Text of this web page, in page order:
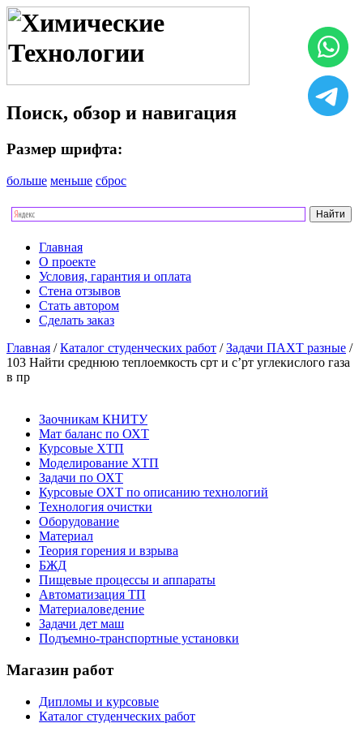
Поиск, обзор и навигация
Размер шрифта:
больше меньше сброс
Главная
О проекте
Условия, гарантия и оплата
Стена отзывов
Стать автором
Сделать заказ
Главная /Каталог студенческих работ /Задачи ПАХТ разные /
103 Найти среднюю теплоемкость срт и с’pт углекис­лого газа
в пр
Заочникам КНИТУ
Мат баланс по ОХТ
Курсовые ХТП
Моделирование ХТП
Задачи по ОХТ
Курсовые ОХТ по описанию технологий
Технология очистки
Оборудование
Материал
Теория горения и взрыва
БЖД
Пищевые процессы и аппараты
Автоматизация ТП
Материаловедение
Задачи дет маш
Подъемно-транспортные установки
Магазин работ
Дипломы и курсовые
Каталог студенческих работ